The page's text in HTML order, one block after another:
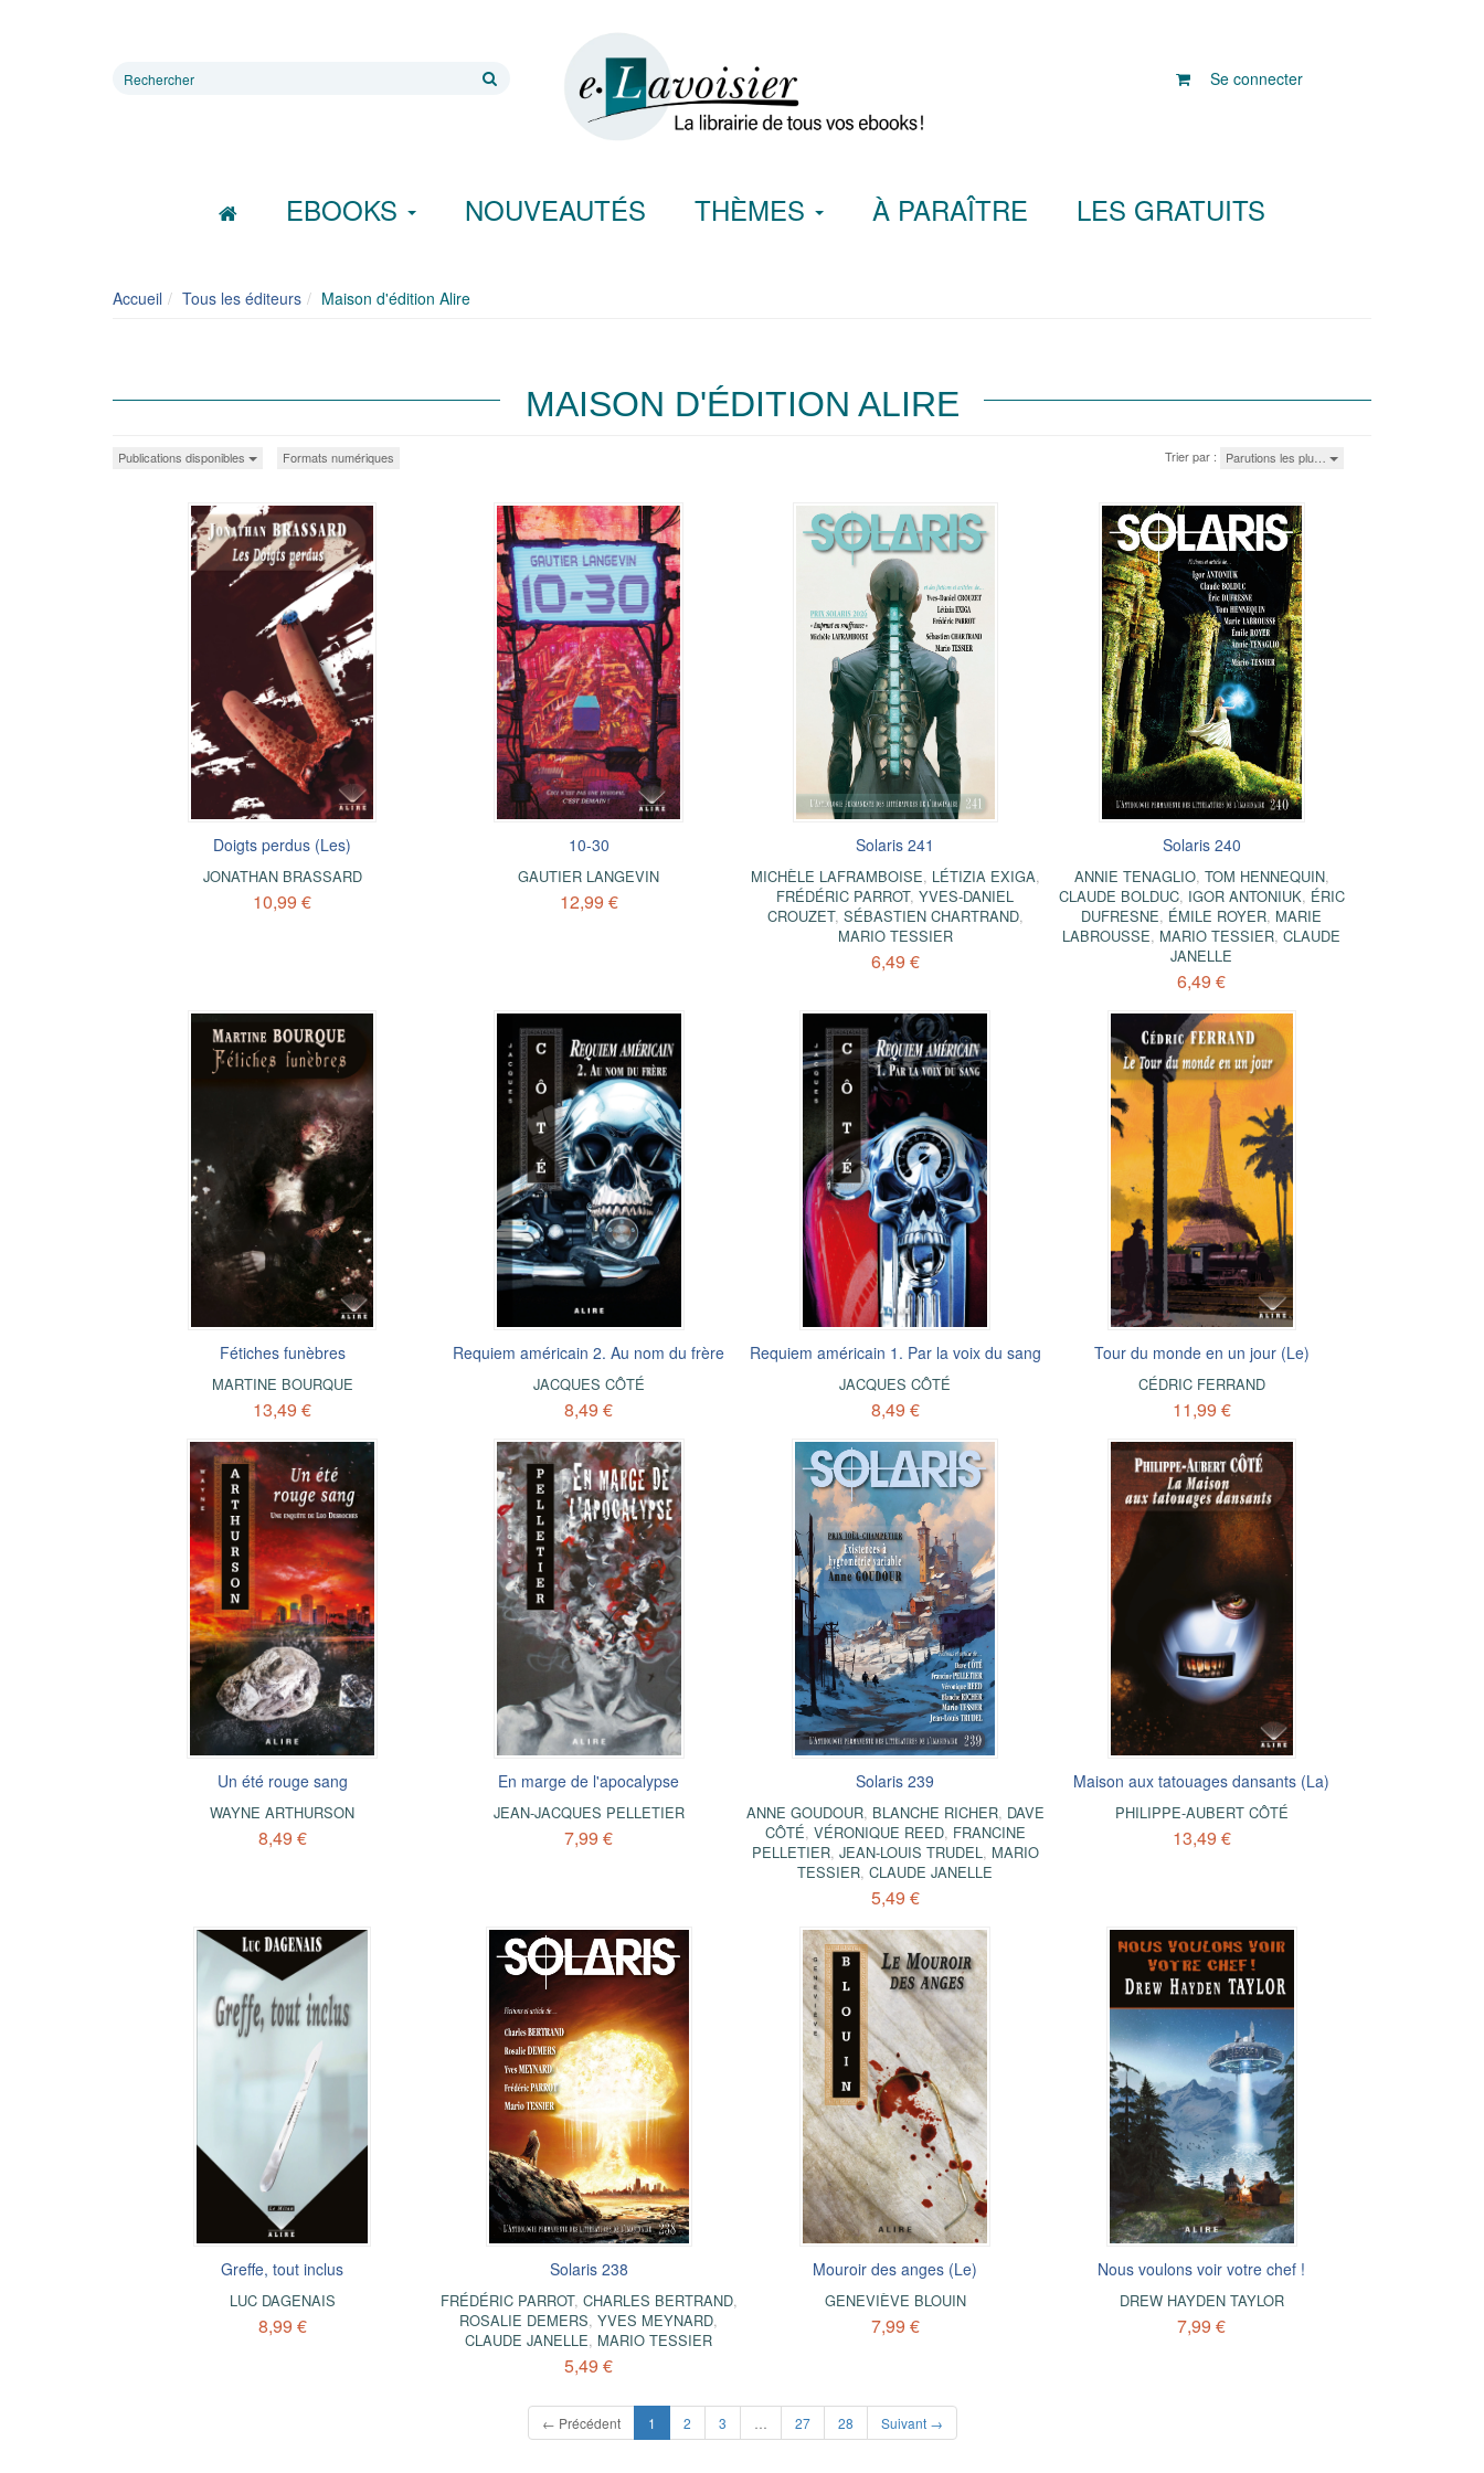
Rechercher
Se connecter
EBOOKS NOUVEAUTÉS THÈMES À PARAÎTRE LES GRATUITS
Accueil Tous les éditeurs Maison d'édition Alire
MAISON D'ÉDITION ALIRE
Publications disponibles Formats numériques Trier par : Parutions les plu…
Doigts perdus (Les)
JONATHAN BRASSARD
10,99 €
10-30
GAUTIER LANGEVIN
12,99 €
Solaris 241
MICHÈLE LAFRAMBOISE, LÉTIZIA EXIGA,
FRÉDÉRIC PARROT,YVES-DANIEL
CROUZET, SÉBASTIEN CHARTRAND,
MARIO TESSIER
6,49 €
Solaris 240
ANNIE TENAGLIO, TOM HENNEQUIN,
CLAUDE BOLDUC, IGOR ANTONIUK, ÉRIC
DUFRESNE, ÉMILE ROYER, MARIE
LABROUSSE, MARIO TESSIER,CLAUDE
JANELLE
6,49 €
Fétiches funèbres
MARTINE BOURQUE
13,49 €
Requiem américain 2. Au nom du frère
JACQUES CÔTÉ
8,49 €
Requiem américain 1. Par la voix du sang
JACQUES CÔTÉ
8,49 €
Tour du monde en un jour (Le)
CÉDRIC FERRAND
11,99 €
Un été rouge sang
WAYNE ARTHURSON
8,49 €
En marge de l'apocalypse
JEAN-JACQUES PELLETIER
7,99 €
Solaris 239
ANNE GOUDOUR, BLANCHE RICHER, DAVE
CÔTÉ, VÉRONIQUE REED, FRANCINE
PELLETIER, JEAN-LOUIS TRUDEL , MARIO
TESSIER,CLAUDE JANELLE
5,49 €
Maison aux tatouages dansants (La)
PHILIPPE-AUBERT CÔTÉ
13,49 €
Greffe, tout inclus
LUC DAGENAIS
8,99 €
Solaris 238
FRÉDÉRIC PARROT, CHARLES BERTRAND,
ROSALIE DEMERS,YVES MEYNARD,
CLAUDE JANELLE, MARIO TESSIER
5,49 €
Mouroir des anges (Le)
GENEVIÈVE BLOUIN
7,99 €
Nous voulons voir votre chef !
DREW HAYDEN TAYLOR
7,99 €
← Précédent 1 (current)
2 3 27 28 Suivant →